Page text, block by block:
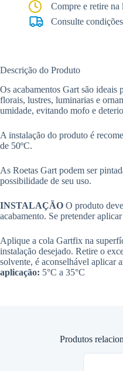
Compre e retire na
Consulte
Descrição do Produto
Os acabamentos Gart são ideais
florais, lustres, luminarias e
umidade, evitando mofo e
A instalação do produto é
de 50ºC.
As Roetas Gart podem ser
possibilidade de seu uso.
INSTALAÇÃO O produto
acabamento. Se pretender
Aplique a cola Gartfix na
instalação desejado. Retire o
solvente, é aconselhável aplicar
aplicação: 5°C a 35°C
Produtos